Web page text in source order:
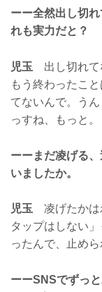
ーー全然出し切
れも実力だと？
児玉 出し切れて
もう終わったこ
てないんで。う
っすね、もっと。
ーーまだ凌げる
いましたか。
児玉 凌げたかは
タップはしない
ったんで、止め
ーーSNSでずっ